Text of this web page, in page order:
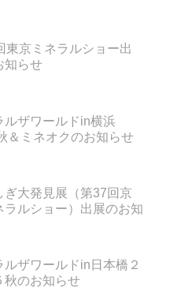
東京ミネラルショー出
知らせ
ルザワールドin横浜
＆ミネオクのお知らせ
ぎ大発見展（第37回京
ラルショー）出展のお知
ルザワールドin日本橋２
秋のお知らせ